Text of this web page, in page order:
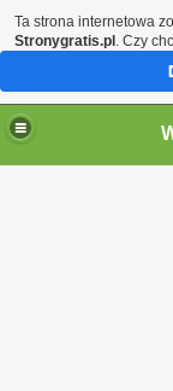
Ta strona internetowa
Stronygratis.pl . Czy